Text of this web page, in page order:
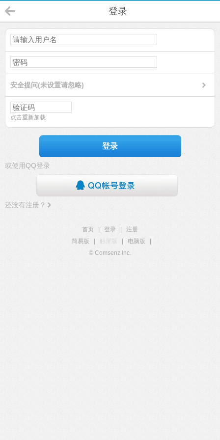
登录
安全提问(未设置请忽略)
点击重新加载
登录
或使用QQ登录
还没有注册？
首页 登录
注册
简易版
触屏版 电脑版
© Comsenz Inc.